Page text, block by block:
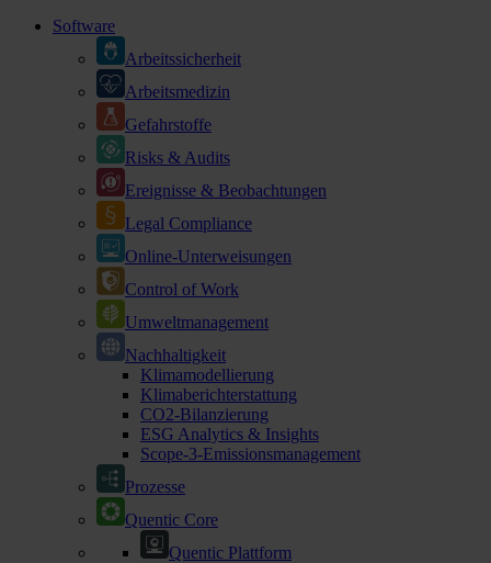
Software
Arbeitssicherheit
Arbeitsmedizin
Gefahrstoffe
Risks & Audits
Ereignisse & Beobachtungen
Legal Compliance
Online-Unterweisungen
Control of Work
Umweltmanagement
Nachhaltigkeit
Klimamodellierung
Klimaberichterstattung
CO2-Bilanzierung
ESG Analytics & Insights
Scope-3-Emissionsmanagement
Prozesse
Quentic Core
Quentic Plattform